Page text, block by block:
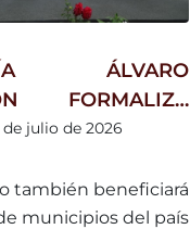
ÁLVARO
FORMALIZA
CON PNUD
de julio de 2026
también beneficiará
municipios del país